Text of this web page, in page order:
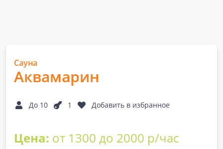
Сауна
Аквамарин
До 10 1 Добавить в избранное
Цена: от 1300 до 2000 р/час